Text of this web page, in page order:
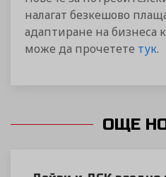
налагат безкешово
адаптиране на бизнеса
може да прочетете тук.
ОЩЕ